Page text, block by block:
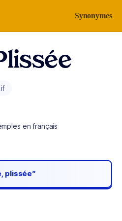
Synonymes
en français
plissée“